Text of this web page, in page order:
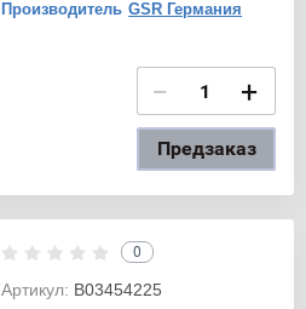
Производитель GSR Германия
− +
Предзаказ
0
Артикул: B03454225